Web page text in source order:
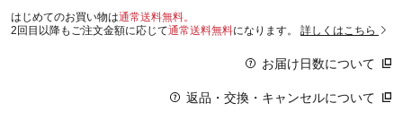
はじめてのお買い物は通常送料無料。
2回目以降もご注文金額に応じて通常送料無料になります。 詳しくはこちら
お届け日数について
返品・交換・キャンセルについて